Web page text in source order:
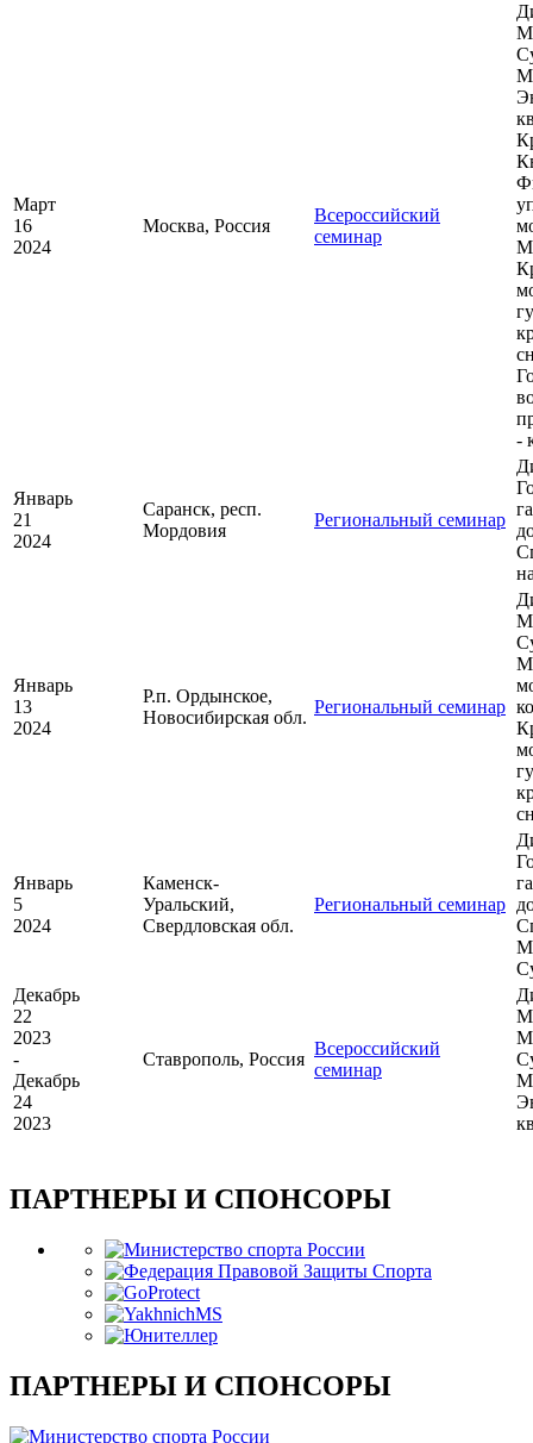
Март
16
2024
Москва, Россия
Всероссийский
семинар
-
Январь
21
2024
Саранск, респ.
Мордовия
Региональный семинар
Январь
13
2024
Р.п. Ордынское,
Новосибирская обл.
Региональный семинар
Январь
5
2024
Каменск-
Уральский,
Свердловская обл.
Региональный семинар
Декабрь
22
2023
-
Декабрь
24
2023
Ставрополь, Россия
Всероссийский
семинар
ПАРТНЕРЫ И СПОНСОРЫ
ПАРТНЕРЫ И СПОНСОРЫ